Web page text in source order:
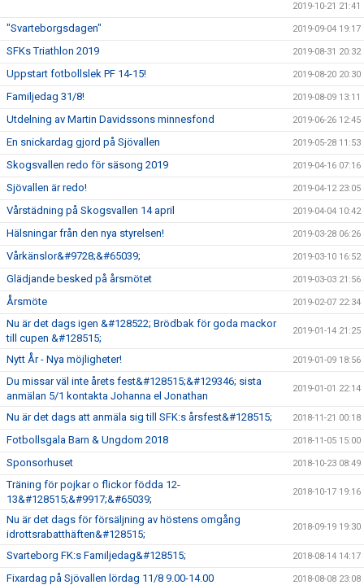
2019-10-21 21:41
"Svarteborgsdagen" 2019-09-04 19:17
SFKs Triathlon 2019 2019-08-31 20:32
Uppstart fotbollslek PF 14-15! 2019-08-20 20:30
Familjedag 31/8! 2019-08-09 13:11
Utdelning av Martin Davidssons minnesfond 2019-06-26 12:45
En snickardag gjord på Sjövallen 2019-05-28 11:53
Skogsvallen redo för säsong 2019 2019-04-16 07:16
Sjövallen är redo! 2019-04-12 23:05
Vårstädning på Skogsvallen 14 april 2019-04-04 10:42
Hälsningar från den nya styrelsen! 2019-03-28 06:26
Vårkänslor&#9728;&#65039; 2019-03-10 16:52
Glädjande besked på årsmötet 2019-03-03 21:56
Årsmöte 2019-02-07 22:34
Nu är det dags igen &#128522; Brödbak för goda mackor
till cupen &#128515;
2019-01-14 21:25
Nytt År - Nya möjligheter! 2019-01-09 18:56
Du missar väl inte årets fest&#128515;&#129346; sista
anmälan 5/1 kontakta Johanna el Jonathan
2019-01-01 22:14
Nu är det dags att anmäla sig till SFK:s årsfest&#128515; 2018-11-21 00:18
Fotbollsgala Barn & Ungdom 2018 2018-11-05 15:00
Sponsorhuset 2018-10-23 08:49
Träning för pojkar o flickor födda 12-
13&#128515;&#9917;&#65039;
2018-10-17 19:16
Nu är det dags för försäljning av höstens omgång
idrottsrabatthäften&#128515;
2018-09-19 19:30
Svarteborg FK:s Familjedag&#128515; 2018-08-14 14:17
Fixardag på Sjövallen lördag 11/8 9.00-14.00 2018-08-08 23:08